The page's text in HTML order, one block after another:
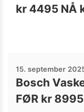
kr 4495 NÅ
15. september
Bosch
FØR kr